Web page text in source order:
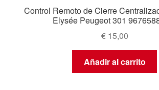
Transporte
Control Remoto de Cierre
Elysée Peugeot 301
€15,00
Añadir al carrito